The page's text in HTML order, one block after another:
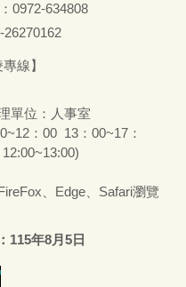
0972-634808
線】
單位：人事室
：00 13：00~17：
、Edge、Safari瀏覽
115年8月5日